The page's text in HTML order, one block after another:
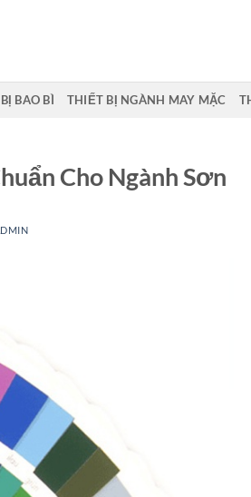
BAO BÌ THIẾT BỊ NGÀNH MAY MẶC
Cho Ngành Sơn